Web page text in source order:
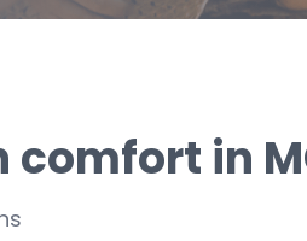
comfort in